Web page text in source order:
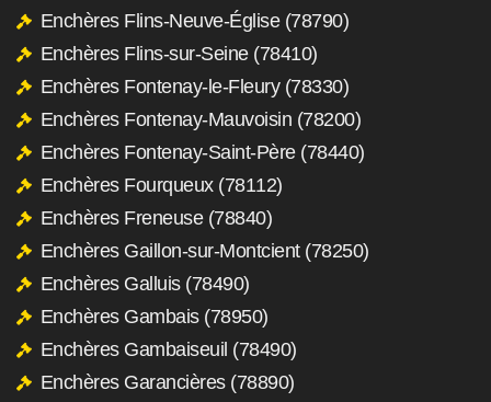
Enchères Flins-Neuve-Église (78790)
Enchères Flins-sur-Seine (78410)
Enchères Fontenay-le-Fleury (78330)
Enchères Fontenay-Mauvoisin (78200)
Enchères Fontenay-Saint-Père (78440)
Enchères Fourqueux (78112)
Enchères Freneuse (78840)
Enchères Gaillon-sur-Montcient (78250)
Enchères Galluis (78490)
Enchères Gambais (78950)
Enchères Gambaiseuil (78490)
Enchères Garancières (78890)